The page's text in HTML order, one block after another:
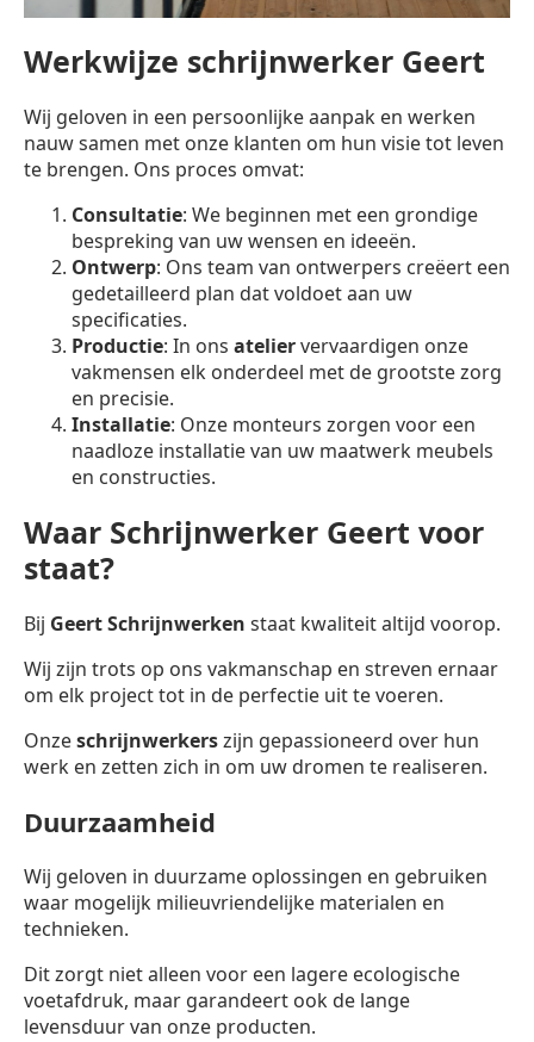
Werkwijze schrijnwerker Geert
Wij geloven in een persoonlijke aanpak en werken
nauw samen met onze klanten om hun visie tot leven
te brengen. Ons proces omvat:
Consultatie: We beginnen met een grondige
bespreking van uw wensen en ideeën.
Ontwerp: Ons team van ontwerpers creëert een
gedetailleerd plan dat voldoet aan uw
specificaties.
Productie: In ons ateliervervaardigen onze
vakmensen elk onderdeel met de grootste zorg
en precisie.
Installatie: Onze monteurs zorgen voor een
naadloze installatie van uw maatwerk meubels
en constructies.
Waar Schrijnwerker Geert voor
staat?
Bij Geert Schrijnwerken staat kwaliteit altijd voorop.
Wij zijn trots op ons vakmanschap en streven ernaar
om elk project tot in de perfectie uit te voeren.
Onzeschrijnwerkerszijn gepassioneerd over hun
werk en zetten zich in om uw dromen te realiseren.
Duurzaamheid
Wij geloven in duurzame oplossingen en gebruiken
waar mogelijk milieuvriendelijke materialen en
technieken.
Dit zorgt niet alleen voor een lagere ecologische
voetafdruk, maar garandeert ook de lange
levensduur van onze producten.